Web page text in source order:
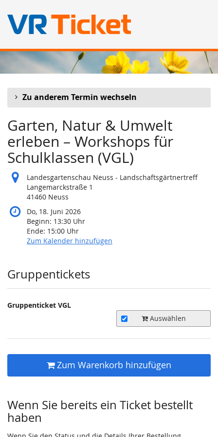
springen
Zu anderem Termin wechseln
Garten, Natur & Umwelt
erleben – Workshops für
Schulklassen (VGL)
Landesgartenschau Neuss - Landschaftsgärtnertreff
Langemarckstraße 1
41460 Neuss
Do, 18. Juni 2026
Beginn: 13:30 Uhr
Ende: 15:00 Uhr
Zum Kalender hinzufügen
Produkte
Gruppentickets
Gruppenticket VGL
Auswählen
Zum Warenkorb hinzufügen
Wenn Sie bereits ein Ticket bestellt
haben